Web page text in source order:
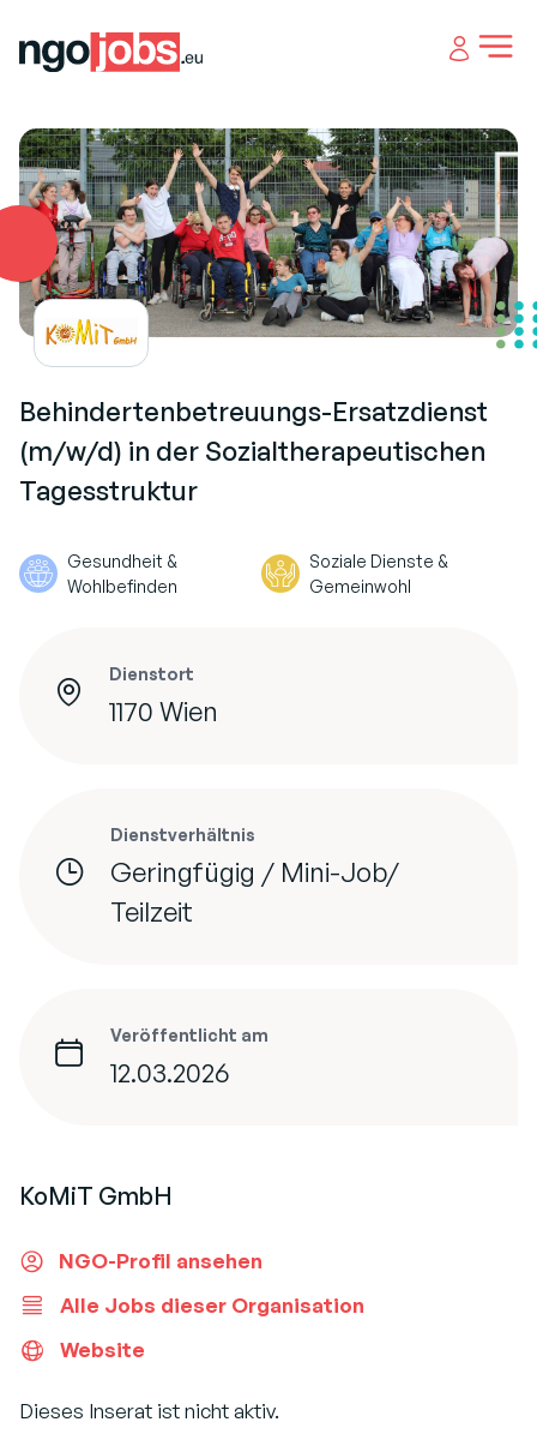
Open
Behindertenbetreuungs-Ersatzdienst
(m/w/d) in der Sozialtherapeutischen
Tagesstruktur
Gesundheit &
Wohlbefinden
Soziale Dienste &
Gemeinwohl
Dienstort
1170 Wien
Dienstverhältnis
Geringfügig / Mini-Job/
Teilzeit
Veröffentlicht am
12.03.2026
KoMiT GmbH
NGO-Profil ansehen
Alle Jobs dieser Organisation
Website
Dieses Inserat ist nicht aktiv.